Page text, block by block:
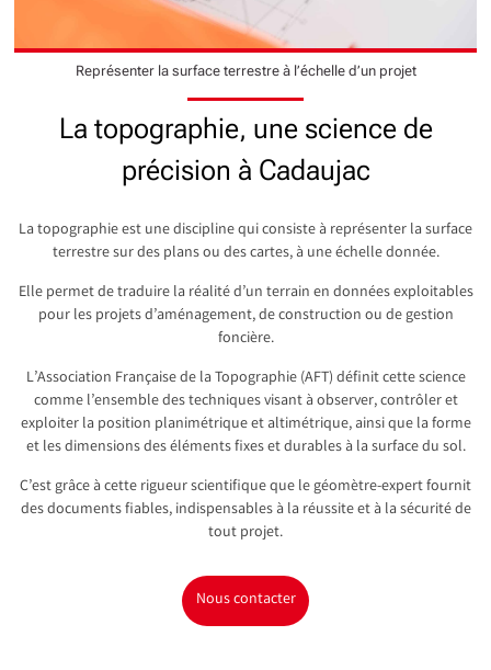
Représenter la surface terrestre à l’échelle d’un projet
La topographie, une science de
précision à Cadaujac
La topographie est une discipline qui consiste à représenter la surface
terrestre sur des plans ou des cartes, à une échelle donnée.
Elle permet de traduire la réalité d’un terrain en données exploitables
pour les projets d’aménagement, de construction ou de gestion
foncière.
L’Association Française de la Topographie (AFT) définit cette science
comme l’ensemble des techniques visant à observer, contrôler et
exploiter la position planimétrique et altimétrique, ainsi que la forme
et les dimensions des éléments fixes et durables à la surface du sol.
C’est grâce à cette rigueur scientifique que le géomètre-expert fournit
des documents fiables, indispensables à la réussite et à la sécurité de
tout projet.
Nous contacter